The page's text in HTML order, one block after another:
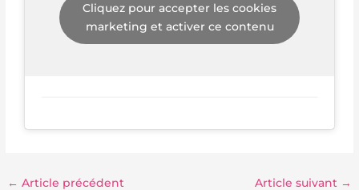
Cliquez pour accepter les cookies
marketing et activer ce contenu
← Article précédent Article suivant →